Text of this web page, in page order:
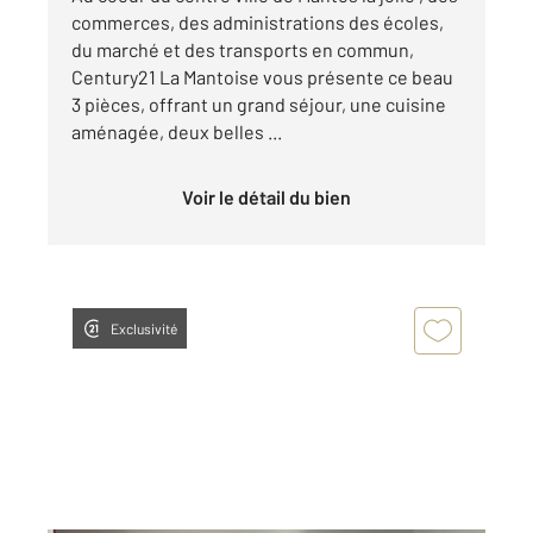
commerces, des administrations des écoles,
du marché et des transports en commun,
Century21 La Mantoise vous présente ce beau
3 pièces, offrant un grand séjour, une cuisine
aménagée, deux belles ...
Voir le détail du bien
Exclusivité